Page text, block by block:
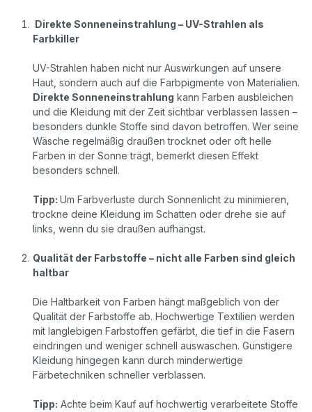
Direkte Sonneneinstrahlung – UV-Strahlen als
Farbkiller
UV-Strahlen haben nicht nur Auswirkungen auf unsere
Haut, sondern auch auf die Farbpigmente von Materialien.
Direkte Sonneneinstrahlung kann Farben ausbleichen
und die Kleidung mit der Zeit sichtbar verblassen lassen –
besonders dunkle Stoffe sind davon betroffen. Wer seine
Wäsche regelmäßig draußen trocknet oder oft helle
Farben in der Sonne trägt, bemerkt diesen Effekt
besonders schnell.
Tipp: Um Farbverluste durch Sonnenlicht zu minimieren,
trockne deine Kleidung im Schatten oder drehe sie auf
links, wenn du sie draußen aufhängst.
Qualität der Farbstoffe – nicht alle Farben sind gleich
haltbar
Die Haltbarkeit von Farben hängt maßgeblich von der
Qualität der Farbstoffe ab. Hochwertige Textilien werden
mit langlebigen Farbstoffen gefärbt, die tief in die Fasern
eindringen und weniger schnell auswaschen. Günstigere
Kleidung hingegen kann durch minderwertige
Färbetechniken schneller verblassen.
Tipp: Achte beim Kauf auf hochwertig verarbeitete Stoffe